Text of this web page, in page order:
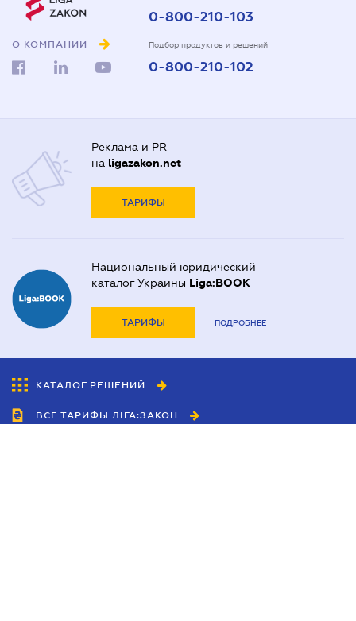
О КОМПАНИИ
0-800-210-103
Подбор продуктов и решений
0-800-210-102
Реклама и PR
на ligazakon.net
ТАРИФЫ
Национальный юридический
каталог Украины Liga:BOOK
ТАРИФЫ ПОДРОБНЕЕ
КАТАЛОГ РЕШЕНИЙ
ВСЕ ТАРИФЫ ЛІГА:ЗАКОН